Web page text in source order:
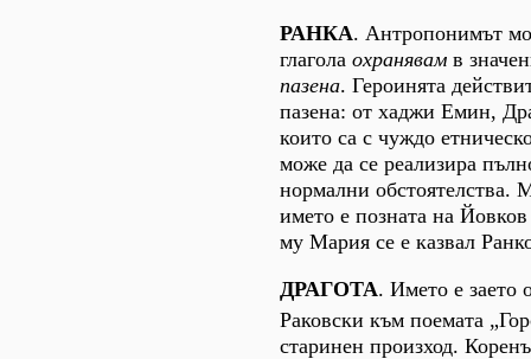
РАНКА. Антропонимът
глагола охранявам в
пазена. Героинята
пазена: от хаджи Емин,
които са с чуждо
може да се реализира
нормални обстоятелства.
името е позната на
му Мария се е казвал
ДРАГОТА. Името е заето
Раковски към поемата
старинен произход.